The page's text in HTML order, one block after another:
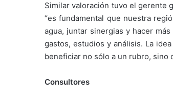
Similar valoración tuvo el gerente
“es fundamental que nuestra
agua, juntar sinergias y hacer
gastos, estudios y análisis. La
beneficiar no sólo a un rubro, sino
Consultores